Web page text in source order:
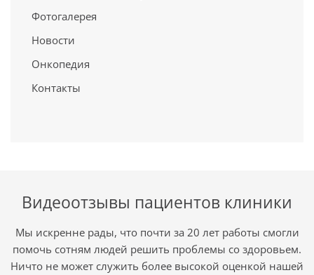
Фотогалерея
Новости
Онкопедия
Контакты
Видеоотзывы пациентов клиники
Мы искренне рады, что почти за 20 лет работы смогли
помочь сотням людей решить проблемы со здоровьем.
Ничто не может служить более высокой оценкой нашей